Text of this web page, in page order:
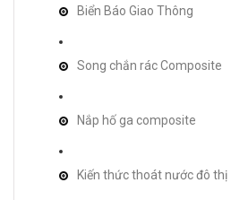
Biển Báo Giao Thông
Song chắn rác Composite
Nắp hố ga composite
Kiến thức thoát nước đô thị